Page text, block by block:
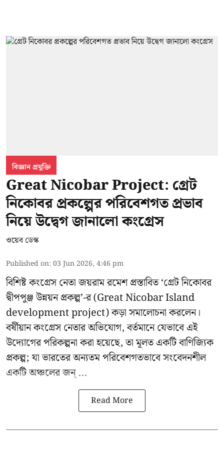
বিজ্ঞান প্রযুক্তি
Great Nicobar Project: গ্রেট
নিকোবর প্রকল্পের পরিবেশগত প্রভাব
নিয়ে উদ্বেগ জানালো কংগ্রেস
ওয়েব ডেস্ক
Published on:03 Jun 2026, 4:46 pm
বিশিষ্ট কংগ্রেস নেতা জয়রাম রমেশ প্রস্তাবিত ‘গ্রেট নিকোবর
দ্বীপপুঞ্জ উন্নয়ন প্রকল্প’-র (Great Nicobar Island
development project) কড়া সমালোচনা করলেন।
বর্ষীয়ান কংগ্রেস নেতার অভিযোগ, বর্তমানে যেভাবে এই
উদ্যোগের পরিকল্পনা করা হয়েছে, তা মূলত একটি বাণিজ্যিক
প্রকল্প; যা ভারতের অন্যতম পরিবেশগতভাবে সংবেদনশীল
একটি অঞ্চলের জন্ ...
Read More